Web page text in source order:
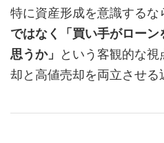
特に資産形成を意識するな
ではなく「買い手がロー
思うか」
という客観的な
却と高値売却を両立させる